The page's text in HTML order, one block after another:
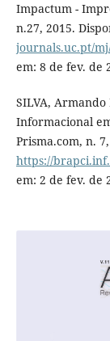
Impactum -
n.27, 2015.
journals.uc.pt/
em: 8 de fev. de
SILVA,
Informacional
Prisma.com, n.
https://
em: 2 de fev. de